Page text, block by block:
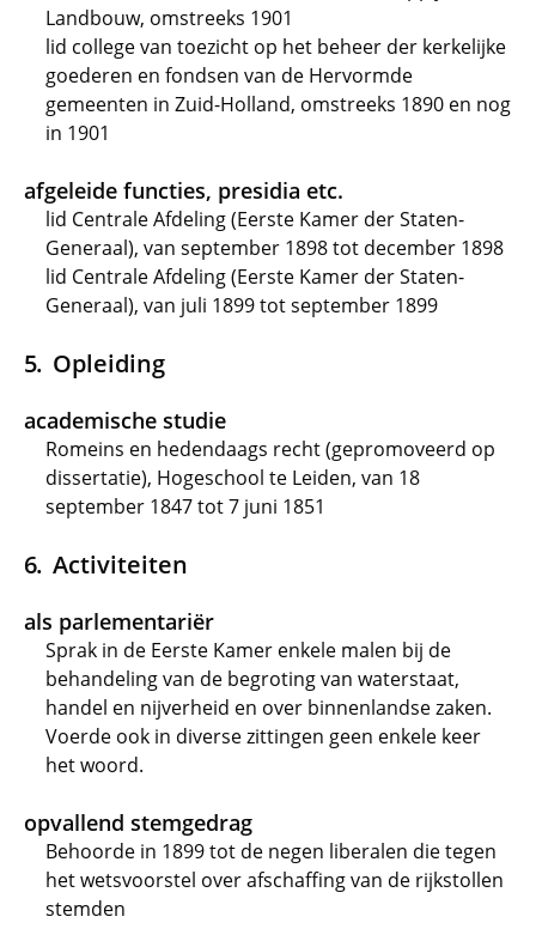
Landbouw, omstreeks 1901
lid college van toezicht op het beheer der kerkelijke
goederen en fondsen van de Hervormde
gemeenten in Zuid-Holland, omstreeks 1890 en nog
in 1901
afgeleide functies, presidia etc.
lid Centrale Afdeling (Eerste Kamer der Staten-
Generaal), van september 1898 tot december 1898
lid Centrale Afdeling (Eerste Kamer der Staten-
Generaal), van juli 1899 tot september 1899
Opleiding
academische studie
Romeins en hedendaags recht (gepromoveerd op
dissertatie), Hogeschool te Leiden, van 18
september 1847 tot 7 juni 1851
Activiteiten
als parlementariër
Sprak in de Eerste Kamer enkele malen bij de
behandeling van de begroting van waterstaat,
handel en nijverheid en over binnenlandse zaken.
Voerde ook in diverse zittingen geen enkele keer
het woord.
opvallend stemgedrag
Behoorde in 1899 tot de negen liberalen die tegen
het wetsvoorstel over afschaffing van de rijkstollen
stemden